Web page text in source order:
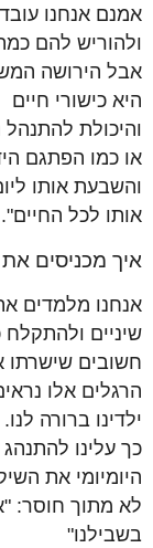
אמנם אנחנו
ולהוריש להם
אבל הירושה
היא כישורי חיים
והיכולת
או כמו הפתגם
והשבעת אותו
אותו לכל החיים".
איך מכניסים
אנחנו מלמדים
שיניים ולהתקלח
חשובים שישרתו
הרגלים אלו
ילדינו ברורה לנו.
כך עלינו
היומיומי את
לא מתוך חוסר:
בשבילנו"